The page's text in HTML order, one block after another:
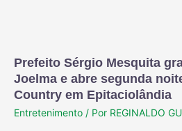
Prefeito Sérgio Mesquita
Joelma e abre segunda
Country em Epitaciolândia
Entretenimento / Por REGINALDO